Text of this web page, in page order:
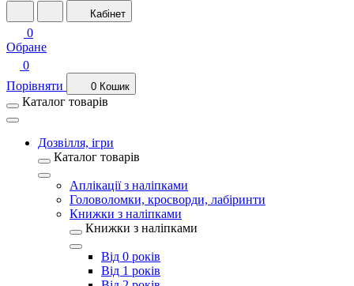
Кабінет
0
Обране
0
Порівняти
0 Кошик
Каталог товарів
Дозвілля, ігри
Каталог товарів
Аплікації з наліпками
Головоломки, кросворди, лабіринти
Книжки з наліпками
Книжки з наліпками
Від 0 років
Від 1 років